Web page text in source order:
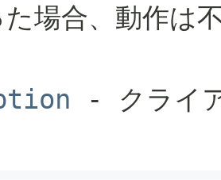
場合、動作は
- クライ